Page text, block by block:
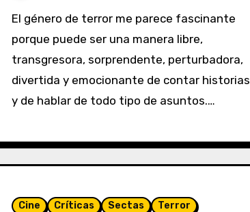
El género de terror me parece fascinante
porque puede ser una manera libre,
transgresora, sorprendente, perturbadora,
divertida y emocionante de contar historias
y de hablar de todo tipo de asuntos.…
Cine Críticas Sectas Terror